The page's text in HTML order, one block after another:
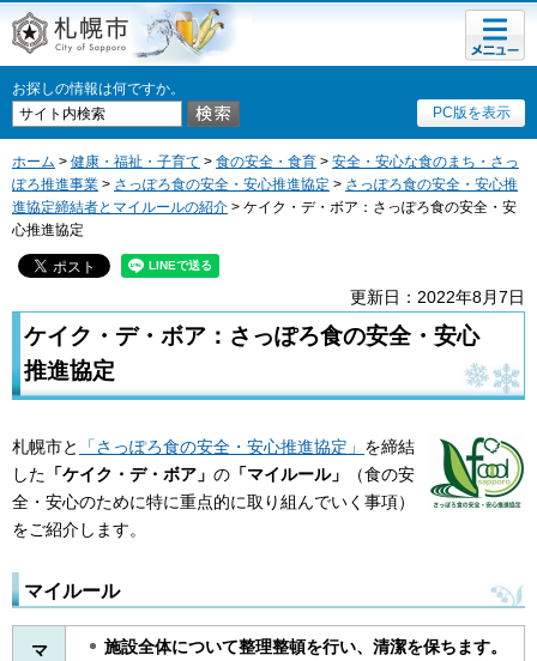
札幌市
お探しの情報は何ですか。
PC版を表示
メニュ
ー
ホーム > 健康・福祉・子育て > 食の安全・食育 > 安全・安心な食のまち・さっ
ぽろ推進事業 > さっぽろ食の安全・安心推進協定 > さっぽろ食の安全・安心推
進協定締結者とマイルールの紹介 > ケイク・デ・ボア：さっぽろ食の安全・安
心推進協定
更新日：2022年8月7日
ケイク・デ・ボア：さっぽろ食の安全・安心
推進協定
札幌市と 「さっぽろ食の安全・安心推進協定」 を締結
した 「ケイク・デ・ボア」 の 「マイルール」
（食の安
全・安心のために特に重点的に取り組んでいく事項）
をご紹介します。
マイルール
マ
施設全体について整理整頓を行い、清潔を保ちます。